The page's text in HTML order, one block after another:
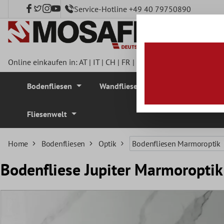
springen Service-Hotline +49 40 79750890
Online einkaufen in:AT| IT| CH | FR |
Bodenfliesen Wandfliesen
Fliesenwelt
Home Bodenfliesen Optik Bodenfliesen Marmoroptik
Bodenfliese Jupiter